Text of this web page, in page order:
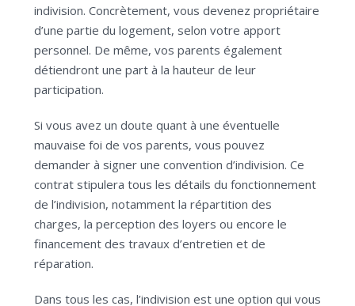
indivision. Concrètement, vous devenez propriétaire
d’une partie du logement, selon votre apport
personnel. De même, vos parents également
détiendront une part à la hauteur de leur
participation.
Si vous avez un doute quant à une éventuelle
mauvaise foi de vos parents, vous pouvez
demander à signer une convention d’indivision. Ce
contrat stipulera tous les détails du fonctionnement
de l’indivision, notamment la répartition des
charges, la perception des loyers ou encore le
financement des travaux d’entretien et de
réparation.
Dans tous les cas, l’indivision est une option qui vous